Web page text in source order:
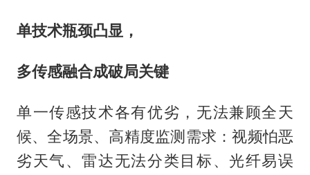
单技术瓶颈凸显，
多传感融合成破局关键
单一传感技术各有优劣，无法兼顾全天
候、全场景、高精度监测需求：视频怕恶
劣天气、雷达无法分类目标、光纤易误